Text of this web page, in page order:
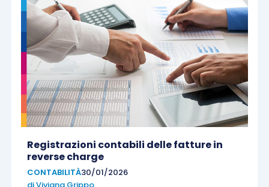
Registrazioni contabili delle fatture in
reverse charge
CONTABILITÀ30/01/2026